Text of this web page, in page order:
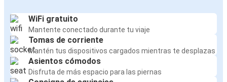
WiFi gratuito
Mantente conectado durante tu viaje
Tomas de corriente
Mantén tus dispositivos cargados mientras te desplazas
Asientos cómodos
Disfruta de más espacio para las piernas